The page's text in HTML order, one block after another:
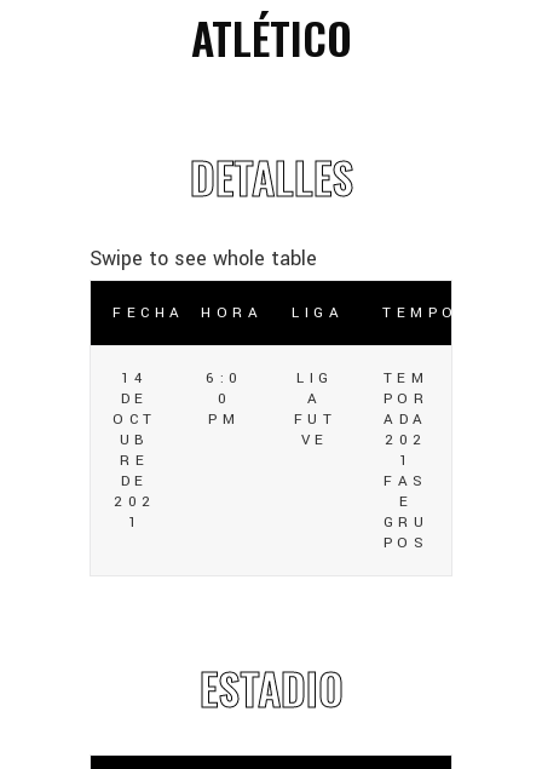
ATLÉTICO
DETALLES
FECHA HORA LIGA TEMPORADA
14
DE
OCT
UB
RE
DE
202
1
6:0
0
PM
LIG
A
FUT
VE
TEM
POR
ADA
202
1
FAS
E
GRU
POS
ESTADIO